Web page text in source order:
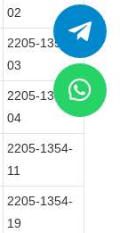
02
2205-1354-
03
2205-1354-
04
2205-1354-
11
2205-1354-
19